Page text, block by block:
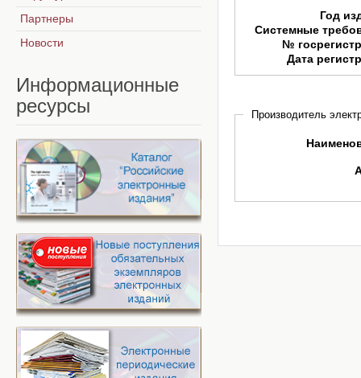
Год
Системные
№
Дата
Производитель
Партнеры
Новости
Информационные
ресурсы